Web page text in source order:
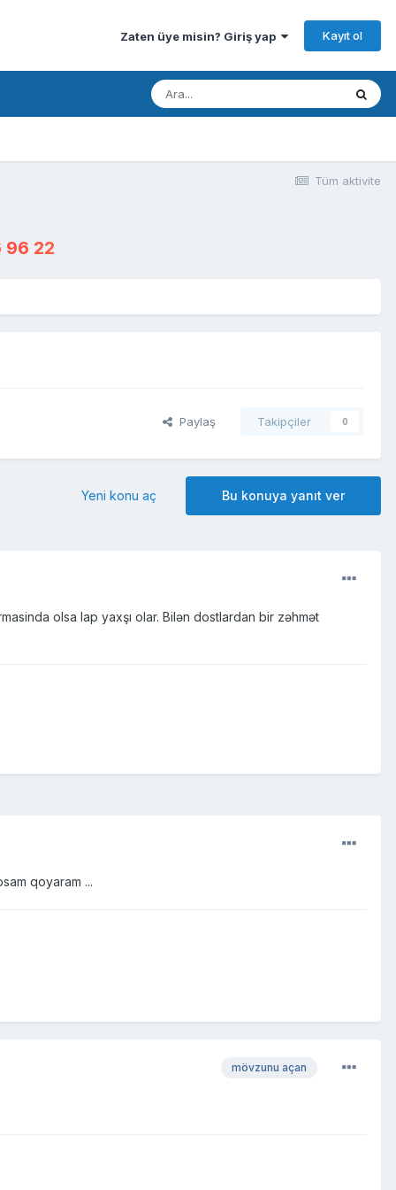
Zaten üye misin? Giriş yap Kayıt ol
Tüm aktivite
96 22
Paylaş Takipçiler 0
Bu konuya yanıt ver
Yeni konu aç
olsa lap yaxşı olar. Bilən dostlardan bir zəhmət
qoyaram ...
mövzunu açan